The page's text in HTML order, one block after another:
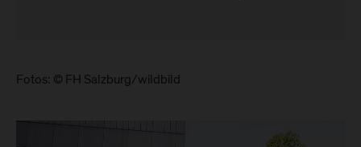
Fotos: © FH Salzburg/wildbild